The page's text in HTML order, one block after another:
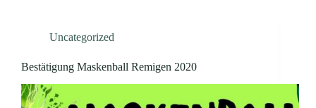
Uncategorized
Bestätigung Maskenball Remigen 2020